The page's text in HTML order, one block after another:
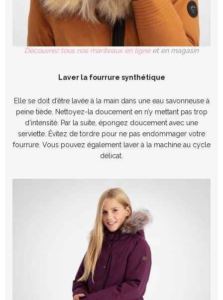
Découvrez tous nos manteaux en ligneet en magasin
Laver la fourrure synthétique
Elle se doit d’être lavée à la main dans une eau savonneuse à
peine tiède. Nettoyez-la doucement en n’y mettant pas trop
d’intensité. Par la suite, épongez doucement avec une
serviette. Évitez de tordre pour ne pas endommager votre
fourrure. Vous pouvez également laver à la machine au cycle
délicat.